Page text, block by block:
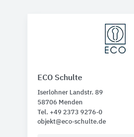
ECO Schulte
Iserlohner Landstr. 89
58706 Menden
Tel. +49 2373 9276-0
objekt@eco-schulte.de